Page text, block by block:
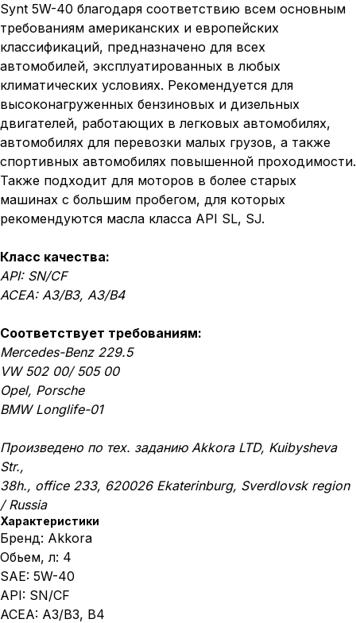
Synt 5W-40 благодаря соответствию всем основным
требованиям американских и европейских
классификаций, предназначено для всех
автомобилей, эксплуатированных в любых
климатических условиях. Рекомендуется для
высоконагруженных бензиновых и дизельных
двигателей, работающих в легковых автомобилях,
автомобилях для перевозки малых грузов, а также
спортивных автомобилях повышенной проходимости.
Также подходит для моторов в более старых
машинах с большим пробегом, для которых
рекомендуются масла класса API SL, SJ.
Класс качества:
API: SN/CF
ACEA: A3/B3, А3/B4
Соответствует требованиям:
Mercedes-Benz 229.5
VW 502 00/ 505 00
Opel, Porsche
BMW Longlife-01
Произведено по тех. заданию Akkora LTD, Kuibysheva
Str.,
38h., office 233, 620026 Ekaterinburg, Sverdlovsk region
/ Russia
Характеристики
Бренд: Akkora
Обьем, л: 4
SAE: 5W-40
API: SN/CF
ACEA: A3/B3, B4